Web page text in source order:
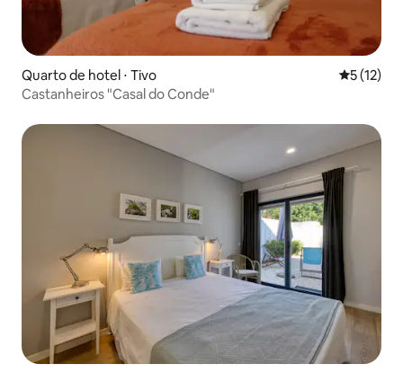
Quarto de hotel ⋅ Tivo 5 de uma
5 (12)
Castanheiros "Casal do Conde"